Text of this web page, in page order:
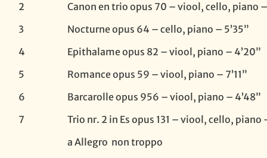
2
Canon en trio opus 70 – viool, cello, piano –
3
Nocturne opus 64 – cello, piano – 5’35”
4
Epithalame opus 82 – viool, piano – 4’20”
5
Romance opus 59 – viool, piano – 7’11”
6
Barcarolle opus 956 – viool, piano – 4’48”
7
Trio nr. 2 in Es opus 131 – viool, cello, piano
a Allegro non troppo